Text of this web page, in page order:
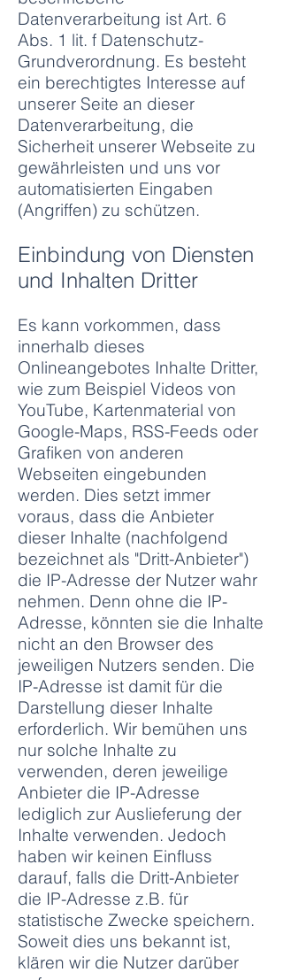
Datenverarbeitung ist Art. 6
Abs. 1 lit. f Datenschutz-
Grundverordnung. Es besteht
ein berechtigtes Interesse auf
unserer Seite an dieser
Datenverarbeitung, die
Sicherheit unserer Webseite zu
gewährleisten und uns vor
automatisierten Eingaben
(Angriffen) zu schützen.
Einbindung von Diensten
und Inhalten Dritter
Es kann vorkommen, dass
innerhalb dieses
Onlineangebotes Inhalte Dritter,
wie zum Beispiel Videos von
YouTube, Kartenmaterial von
Google-Maps, RSS-Feeds oder
Grafiken von anderen
Webseiten eingebunden
werden. Dies setzt immer
voraus, dass die Anbieter
dieser Inhalte (nachfolgend
bezeichnet als "Dritt-Anbieter")
die IP-Adresse der Nutzer wahr
nehmen. Denn ohne die IP-
Adresse, könnten sie die Inhalte
nicht an den Browser des
jeweiligen Nutzers senden. Die
IP-Adresse ist damit für die
Darstellung dieser Inhalte
erforderlich. Wir bemühen uns
nur solche Inhalte zu
verwenden, deren jeweilige
Anbieter die IP-Adresse
lediglich zur Auslieferung der
Inhalte verwenden. Jedoch
haben wir keinen Einfluss
darauf, falls die Dritt-Anbieter
die IP-Adresse z.B. für
statistische Zwecke speichern.
Soweit dies uns bekannt ist,
klären wir die Nutzer darüber